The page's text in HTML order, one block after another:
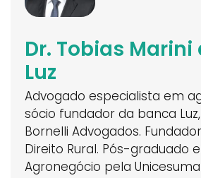
Dr. Tobias Marini
Luz
Advogado especialista em
sócio fundador da banca
Bornelli Advogados.
Direito Rural. Pós-graduado
Agronegócio pela